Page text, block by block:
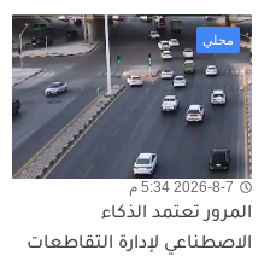
محلي
2026-8-7 5:34 م
المرور تعتمد الذكاء
الاصطناعي لإدارة التقاطعات